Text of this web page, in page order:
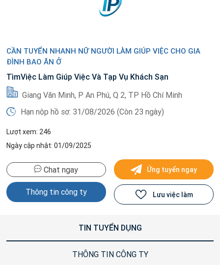
CẦN TUYỂN NHANH NỮ NGƯỜI LÀM GIÚP VIỆC CHO GIA
ĐÌNH BAO ĂN Ở
TìmViệc Làm Giúp Việc Và Tạp Vụ Khách Sạn
Giang Văn Minh, P An Phú, Q 2, TP Hồ Chí Minh
Hạn nộp hồ sơ: 31/08/2026 (Còn 23 ngày)
Lượt xem: 246
Ngày cập nhật: 01/09/2025
Chat ngay
Thông tin công ty
Ứng tuyển ngay
Lưu việc làm
TIN TUYỂN DỤNG
THÔNG TIN CÔNG TY